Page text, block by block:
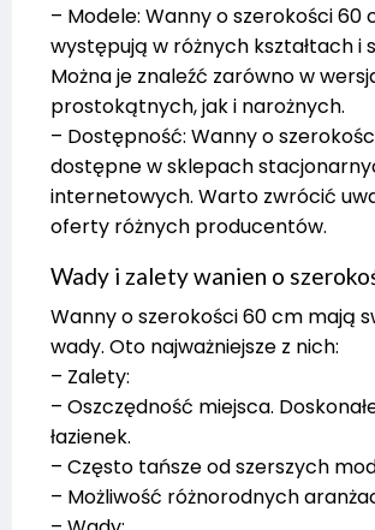
– Modele: Wanny o szerokości 60
występują w różnych kształtach i
Można je znaleźć zarówno w
prostokątnych, jak i narożnych.
– Dostępność: Wanny o
dostępne w sklepach
internetowych. Warto zwrócić
oferty różnych producentów.
Wady i zalety wanien o
Wanny o szerokości 60 cm mają
wady. Oto najważniejsze z nich:
– Zalety:
– Oszczędność miejsca.
łazienek.
– Często tańsze od szerszych
– Możliwość różnorodnych